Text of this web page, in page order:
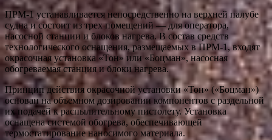
ПРМ-1 устанавливается непосредственно на верхней палубе
судна и состоит из трех помещений — для оператора,
насосной станции и блоков нагрева. В состав средств
технологического оснащения, размещаемых в ПРМ-1, входят
окрасочная установка «Тон» или «Боцман», насосная
обогреваемая станция и блоки нагрева.
Принцип действия окрасочной установки «Тон» («Боцман»)
основан на объемном дозировании компонентов с раздельной
их подачей к распылительному пистолету. Установка
оснащена системой обогрева, обеспечивающей
термостатирование наносимого материала.